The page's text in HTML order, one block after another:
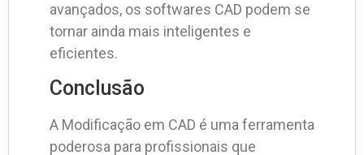
avançados, os softwares CAD podem se
tornar ainda mais inteligentes e
eficientes.
Conclusão
A Modificação em CAD é uma ferramenta
poderosa para profissionais que